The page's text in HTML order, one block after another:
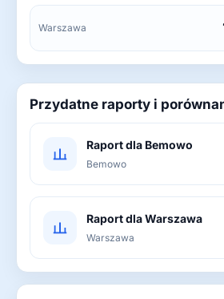
Warszawa
Przydatne raporty i
Raport dla Bemowo
Bemowo
Raport dla Warszawa
Warszawa